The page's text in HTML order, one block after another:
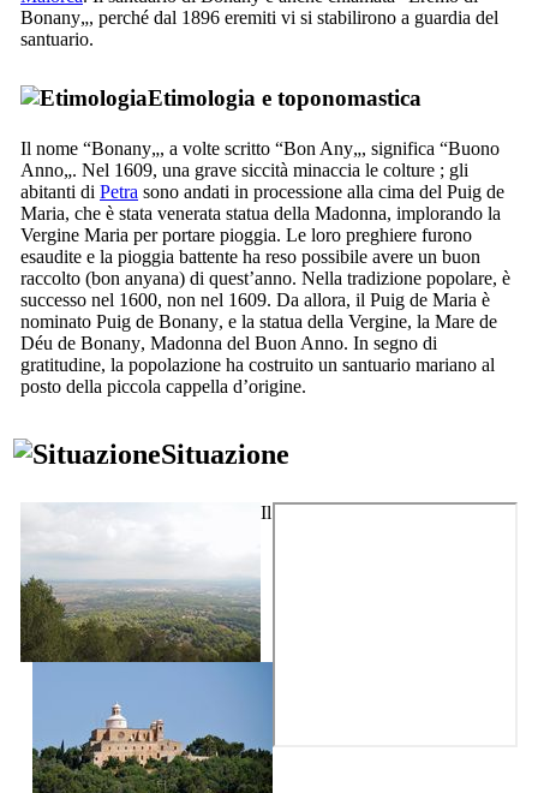
Bonany„, perché dal 1896 eremiti vi si stabilirono a guardia del
santuario.
Etimologia e toponomastica
Il nome “Bonany„, a volte scritto “Bon Any„, significa “Buono
Anno„. Nel 1609, una grave siccità minaccia le colture ; gli
abitanti di Petra sono andati in processione alla cima del Puig de
Maria, che è stata venerata statua della Madonna, implorando la
Vergine Maria per portare pioggia. Le loro preghiere furono
esaudite e la pioggia battente ha reso possibile avere un buon
raccolto (bon anyana) di quest’anno. Nella tradizione popolare, è
successo nel 1600, non nel 1609. Da allora, il Puig de Maria è
nominato Puig de Bonany, e la statua della Vergine, la Mare de
Déu de Bonany, Madonna del Buon Anno. In segno di
gratitudine, la popolazione ha costruito un santuario mariano al
posto della piccola cappella d’origine.
Situazione
Il